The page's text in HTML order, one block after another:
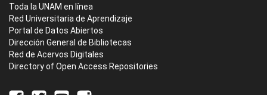
Toda la UNAM en línea
Red Universitaria de Aprendizaje
Portal de Datos Abiertos
Dirección General de Bibliotecas
Red de Acervos Digitales
Directory of Open Access Repositories